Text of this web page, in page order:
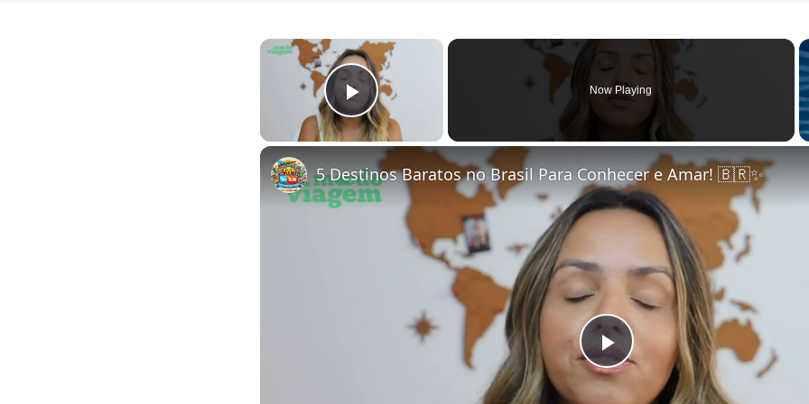
×
Play Video
Now Playing
Play Video
5 Destinos Baratos no Brasil Para Conhecer e Amar! 🇧🇷✨